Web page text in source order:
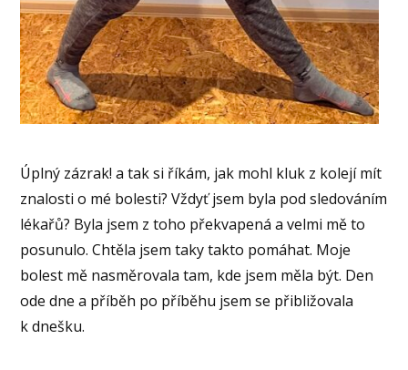
Úplný zázrak! a tak si říkám, jak mohl kluk z kolejí mít
znalosti o mé bolesti? Vždyť jsem byla pod sledováním
lékařů? Byla jsem z toho překvapená a velmi mě to
posunulo. Chtěla jsem taky takto pomáhat. Moje
bolest mě nasměrovala tam, kde jsem měla být. Den
ode dne a příběh po příběhu jsem se přibližovala
k dnešku.